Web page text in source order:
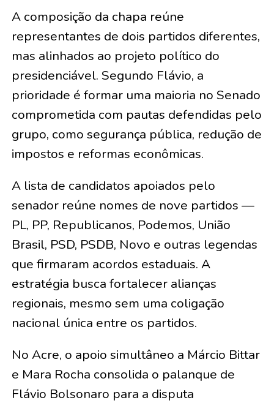
A composição da chapa reúne
representantes de dois partidos diferentes,
mas alinhados ao projeto político do
presidenciável. Segundo Flávio, a
prioridade é formar uma maioria no Senado
comprometida com pautas defendidas pelo
grupo, como segurança pública, redução de
impostos e reformas econômicas.
A lista de candidatos apoiados pelo
senador reúne nomes de nove partidos —
PL, PP, Republicanos, Podemos, União
Brasil, PSD, PSDB, Novo e outras legendas
que firmaram acordos estaduais. A
estratégia busca fortalecer alianças
regionais, mesmo sem uma coligação
nacional única entre os partidos.
No Acre, o apoio simultâneo a Márcio Bittar
e Mara Rocha consolida o palanque de
Flávio Bolsonaro para a disputa